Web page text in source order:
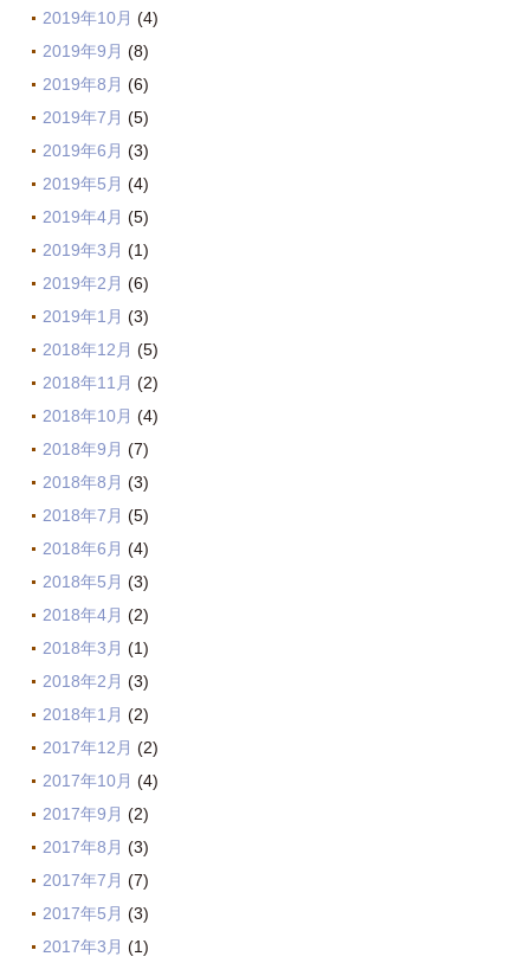
2019年10月 (4)
2019年9月 (8)
2019年8月 (6)
2019年7月 (5)
2019年6月 (3)
2019年5月 (4)
2019年4月 (5)
2019年3月 (1)
2019年2月 (6)
2019年1月 (3)
2018年12月 (5)
2018年11月 (2)
2018年10月 (4)
2018年9月 (7)
2018年8月 (3)
2018年7月 (5)
2018年6月 (4)
2018年5月 (3)
2018年4月 (2)
2018年3月 (1)
2018年2月 (3)
2018年1月 (2)
2017年12月 (2)
2017年10月 (4)
2017年9月 (2)
2017年8月 (3)
2017年7月 (7)
2017年5月 (3)
2017年3月 (1)